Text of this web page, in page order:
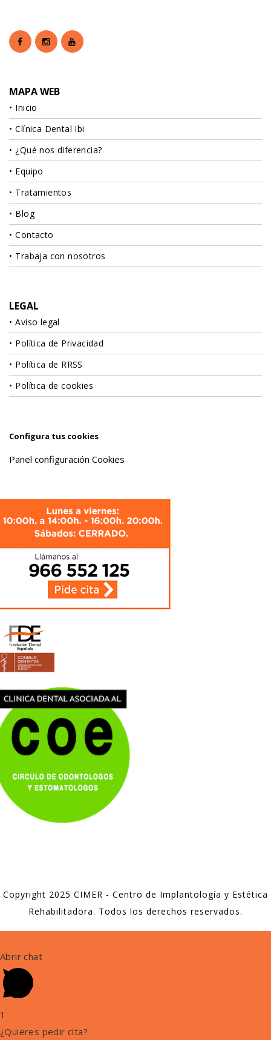
MAPA WEB
Inicio
Clínica Dental Ibi
¿Qué nos diferencia?
Equipo
Tratamientos
Blog
Contacto
Trabaja con nosotros
LEGAL
Aviso legal
Política de Privacidad
Política de RRSS
Política de cookies
Configura tus cookies
Panel configuración Cookies
Copyright 2025 CIMER - Centro de Implantología y Estética
Rehabilitadora. Todos los derechos reservados.
Abrir chat
1
¿Quieres pedir cita?